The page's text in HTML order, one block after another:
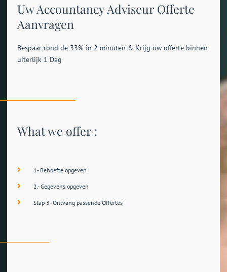
Uw Accountancy Adviseur Offerte
Aanvragen
Bespaar rond de 33% in 2 minuten & Krijg uw offerte binnen
uiterlijk 1 Dag
What we offer :
1- Behoefte opgeven
2.- Gegevens opgeven
Stap 3- Ontvang passende Offertes